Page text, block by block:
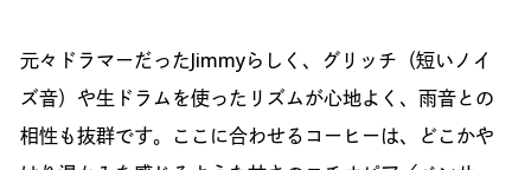
元々ドラマーだったJimmyらしく、グリッチ（短いノイ
ズ音）や生ドラムを使ったリズムが心地よく、雨音との
相性も抜群です。ここに合わせるコーヒーは、どこかや